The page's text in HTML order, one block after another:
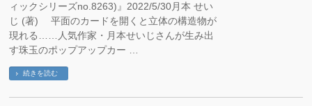
ィックシリーズno.8263)』2022/5/30月本 せい
じ (著) 平面のカードを開くと立体の構造物が
現れる……人気作家・月本せいじさんが生み出
す珠玉のポップアップカー …
続きを読む